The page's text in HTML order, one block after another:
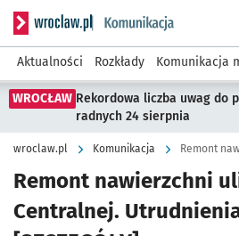
Serwis informacyjny wroclaw.pl
Aktualności Rozkłady Komunikacja
WROCŁAW Rekordowa liczba uwag do
radnych 24 sierpnia
wroclaw.pl Komunikacja Remont
Remont nawierzchni
Centralnej.